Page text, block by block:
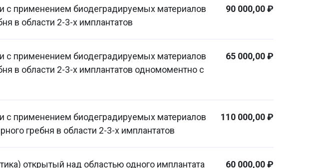
с применением биодеградируемых материалов
в области 2-3-х имплантатов
90 000,00 ₽
с применением биодеградируемых материалов
в области 2-3-х имплантатов одномоментно с
65 000,00 ₽
с применением биодеградируемых материалов
гребня в области 2-3-х имплантатов
110 000,00 ₽
открытый над областью одного имплантата 60 000,00 ₽